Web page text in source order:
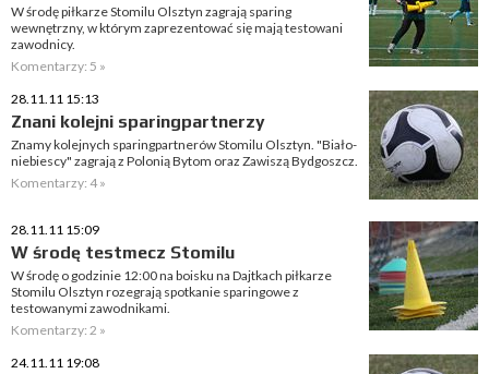
W środę piłkarze Stomilu Olsztyn zagrają sparing
wewnętrzny, w którym zaprezentować się mają testowani
zawodnicy.
Komentarzy: 5 »
28.11.11 15:13
Znani kolejni sparingpartnerzy
Znamy kolejnych sparingpartnerów Stomilu Olsztyn. "Biało-
niebiescy" zagrają z Polonią Bytom oraz Zawiszą Bydgoszcz.
Komentarzy: 4 »
28.11.11 15:09
W środę testmecz Stomilu
W środę o godzinie 12:00 na boisku na Dajtkach piłkarze
Stomilu Olsztyn rozegrają spotkanie sparingowe z
testowanymi zawodnikami.
Komentarzy: 2 »
24.11.11 19:08